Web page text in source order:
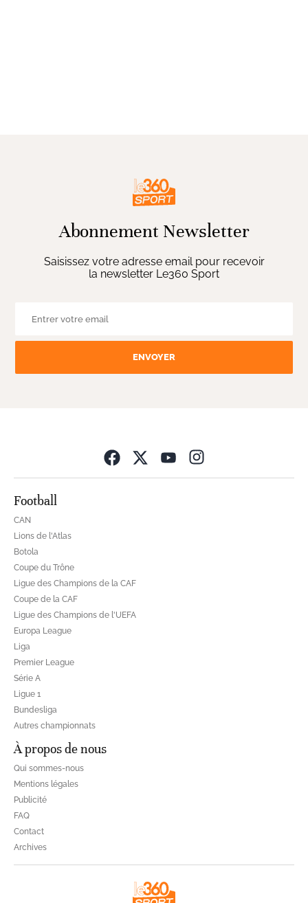
Abonnement Newsletter
Saisissez votre adresse email pour recevoir
la newsletter Le360 Sport
ENVOYER
Football
CAN
Lions de l'Atlas
Botola
Coupe du Trône
Ligue des Champions de la CAF
Coupe de la CAF
Ligue des Champions de l'UEFA
Europa League
Liga
Premier League
Série A
Ligue 1
Bundesliga
Autres championnats
À propos de nous
Qui sommes-nous
Mentions légales
Publicité
FAQ
Contact
Archives